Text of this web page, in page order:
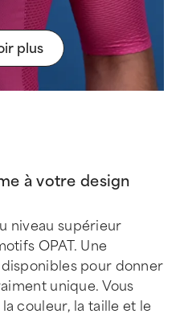
plus
à votre design
niveau supérieur
OPAT. Une
pour donner
unique. Vous
couleur, la taille et le